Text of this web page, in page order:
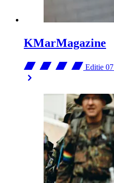
KMarMagazine
Editie 07